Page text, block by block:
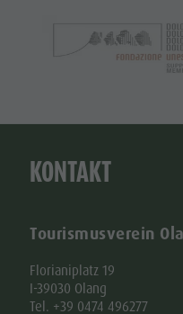
KONTAKT
Tourismusverein
Florianiplatz 19
I-39030 Olang
Tel. +39 0474 496277